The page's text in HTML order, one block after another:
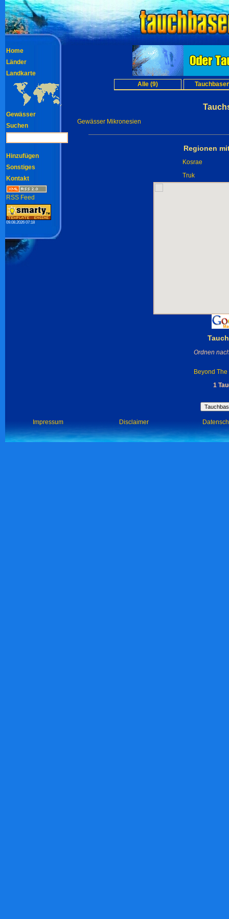
Alle (9)
Gewässer Mikronesien
Regionen
Kosrae
Truk
Ordnen
Beyond
1
Home
Länder
Landkarte
Gewässer
Suchen
Hinzufügen
Sonstiges
Kontakt
RSS Feed
09.08.2026 07:18
Impressum Disclaimer